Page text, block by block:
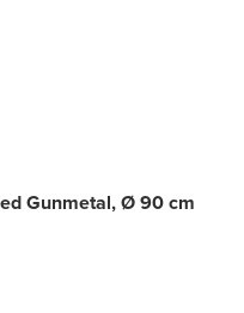
Gunmetal, Ø 90 cm